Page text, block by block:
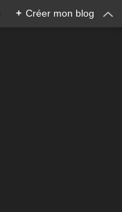
+ Créer mon blog